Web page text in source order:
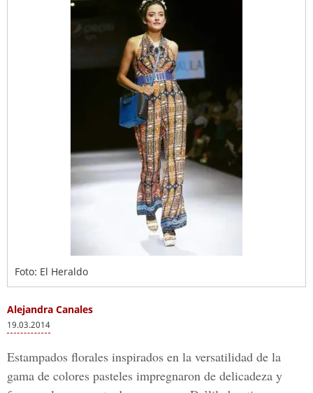
Foto: El Heraldo
Alejandra Canales
19.03.2014
Estampados florales inspirados en la versatilidad de la
gama de colores pasteles impregnaron de delicadeza y